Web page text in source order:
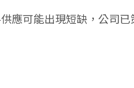
供應可能出現短缺，公司